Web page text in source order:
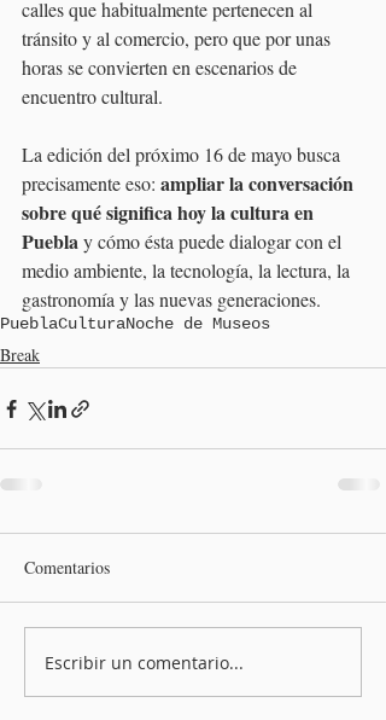
calles que habitualmente pertenecen al
tránsito y al comercio, pero que por unas
horas se convierten en escenarios de
encuentro cultural.
La edición del próximo 16 de mayo busca
precisamente eso: ampliar la conversación
sobre qué significa hoy la cultura en
Puebla y cómo ésta puede dialogar con el
medio ambiente, la tecnología, la lectura, la
gastronomía y las nuevas generaciones.
PueblaCulturaNoche de Museos
Break
Comentarios
Escribir un comentario...